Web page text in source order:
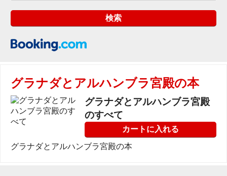
グラナダとアルハンブラ宮殿の本
グラナダとアルハンブラ宮殿
のすべて
カートに入れる
グラナダとアルハンブラ宮殿の本